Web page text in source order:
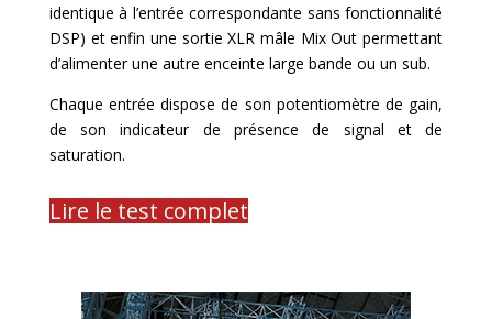
identique à l’entrée correspondante sans fonctionnalité
DSP) et enfin une sortie XLR mâle Mix Out permettant
d’alimenter une autre enceinte large bande ou un sub.
Chaque entrée dispose de son potentiomètre de gain,
de son indicateur de présence de signal et de
saturation.
Lire le test complet